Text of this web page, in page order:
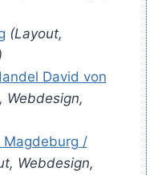
(Layout,
David von
Webdesign,
/
Webdesign,